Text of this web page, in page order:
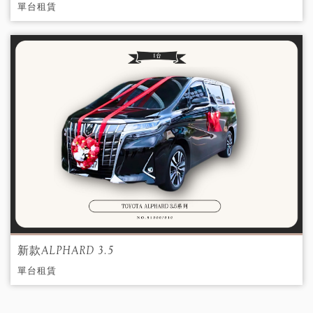
單台租賃
新款ALPHARD 3.5
單台租賃